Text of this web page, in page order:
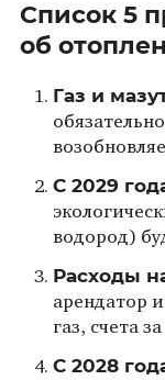
Список 5
об
Газ и
С 2029
водород)
Расходы
арендатор
газ, счета
С 2028